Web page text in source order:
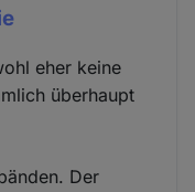
eher keine
überhaupt
Der